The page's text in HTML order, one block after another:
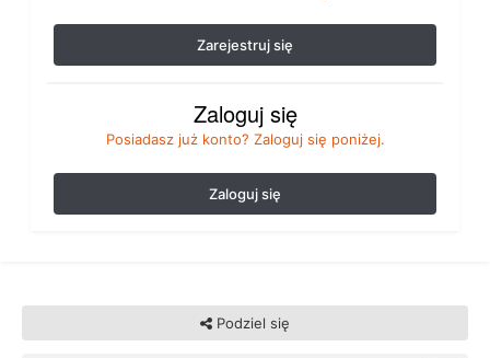
Zarejestruj się
Zaloguj się
Posiadasz już konto? Zaloguj się poniżej.
Zaloguj się
Podziel się